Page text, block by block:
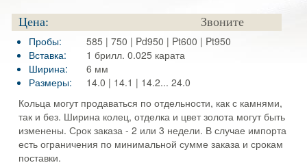
Цена:
Звоните
Пробы:
585 | 750 | Pd950 | Pt600 | Pt950
Вставка:
1 брилл. 0.025 карата
Ширина:
6 мм
Размеры:
14.0 | 14.1 | 14.2... 24.0
Кольца могут продаваться по отдельности, как с камнями,
так и без. Ширина колец, отделка и цвет золота могут быть
изменены. Срок заказа - 2 или 3 недели. В случае импорта
есть ограничения по минимальной сумме заказа и срокам
поставки.